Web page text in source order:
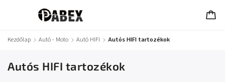
Kezdőlap / Autó - Moto / Autó HIFI / Autós HIFI tartozékok
Autós HIFI tartozékok